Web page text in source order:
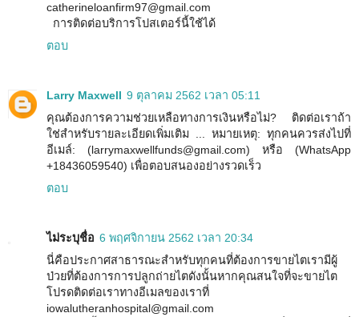
catherineloanfirm97@gmail.com
การติดต่อบริการโปสเตอร์นี้ใช้ได้
ตอบ
Larry Maxwell 9 ตุลาคม 2562 เวลา 05:11
คุณต้องการความช่วยเหลือทางการเงินหรือไม่? ติดต่อเราถ้า
ใช่สำหรับรายละเอียดเพิ่มเติม ... หมายเหตุ: ทุกคนควรส่งไปที่
อีเมล์: (larrymaxwellfunds@gmail.com) หรือ (WhatsApp
+18436059540) เพื่อตอบสนองอย่างรวดเร็ว
ตอบ
ไม่ระบุชื่อ 6 พฤศจิกายน 2562 เวลา 20:34
นี่คือประกาศสาธารณะสำหรับทุกคนที่ต้องการขายไตเรามีผู้
ป่วยที่ต้องการการปลูกถ่ายไตดังนั้นหากคุณสนใจที่จะขายไต
โปรดติดต่อเราทางอีเมลของเราที่
iowalutheranhospital@gmail.com